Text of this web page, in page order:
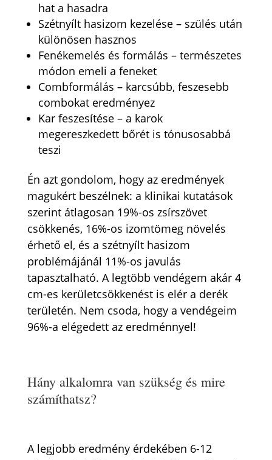
hat a hasadra
Szétnyílt hasizom kezelése – szülés után
különösen hasznos
Fenékemelés és formálás – természetes
módon emeli a feneket
Combformálás – karcsúbb, feszesebb
combokat eredményez
Kar feszesítése – a karok
megereszkedett bőrét is tónusosabbá
teszi
Én azt gondolom, hogy az eredmények
magukért beszélnek: a klinikai kutatások
szerint átlagosan 19%-os zsírszövet
csökkenés, 16%-os izomtömeg növelés
érhető el, és a szétnyílt hasizom
problémájánál 11%-os javulás
tapasztalható. A legtöbb vendégem akár 4
cm-es kerületcsökkenést is elér a derék
területén. Nem csoda, hogy a vendégeim
96%-a elégedett az eredménnyel!
Hány alkalomra van szükség és mire
számíthatsz?
A legjobb eredmény érdekében 6-12